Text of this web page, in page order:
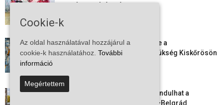
egy korszak ért véget
Aktuális állásajánlatok: ezekre a
munkavállalókra van most szükség Kiskőrösön
Vitézy Dávid: már ősszel újraindulhat a
személyszállítás a Budapest–Belgrád
Cookie-k
Az oldal használatával hozzájárul a
cookie-k használatához. További
információ
Megértettem